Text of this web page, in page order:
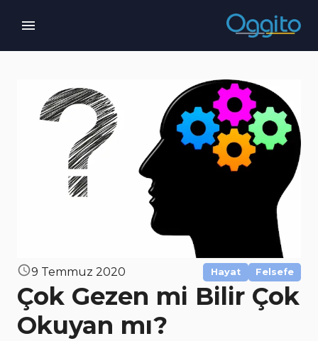
9 Temmuz 2020 Hayat Felsefe
Çok Gezen mi Bilir Çok
Okuyan mı?